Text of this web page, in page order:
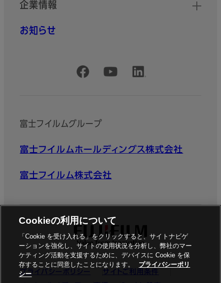
化」「全工程の自動化」「見える化」
により、生産性向上と業務改善を
デジタル印刷のデータ入稿からプ
フローの自動化処理により、デジ
Revoria One Remote
Color Management®
Service
企業情報
お知らせ
公式SNSアカウント
富士フイルムグループ
富士フイルムホールディングス株式会社
富士フイルム株式会社
プライバシーポリシー
サイトご利用条件
Cookieの利用について
「Cookie を受け入れる」をクリックすると、サイトナビゲ
ーションを強化し、サイトの使用状況を分析し、弊社のマー
ケティング活動を支援するために、デバイスに Cookie を保
存することに同意したことになります。
プライバシーポリ
シー